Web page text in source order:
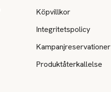
Köpvillkor
Integritetspolicy
Kampanjreservationer
Produktåterkallelse